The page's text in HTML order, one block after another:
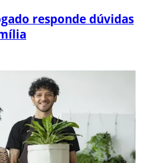
responde dúvidas